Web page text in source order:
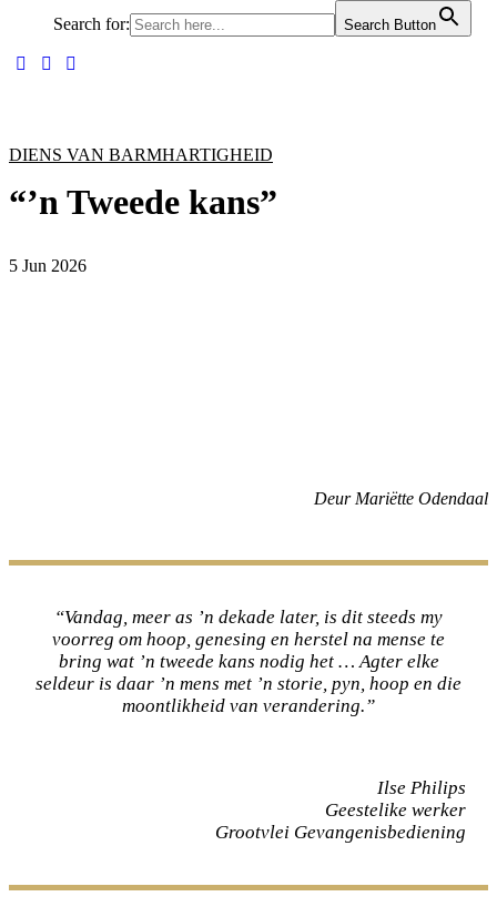
Search for: Search Button
DIENS VAN BARMHARTIGHEID
“’n Tweede kans”
5 Jun 2026
Deur Mariëtte Odendaal
“Vandag, meer as ’n dekade later, is dit steeds my
voorreg om hoop, genesing en herstel na mense te
bring wat ’n tweede kans nodig het … Agter elke
seldeur is daar ’n mens met ’n storie, pyn, hoop en die
moontlikheid van verandering.”
Ilse Philips
Geestelike werker
Grootvlei Gevangenisbediening